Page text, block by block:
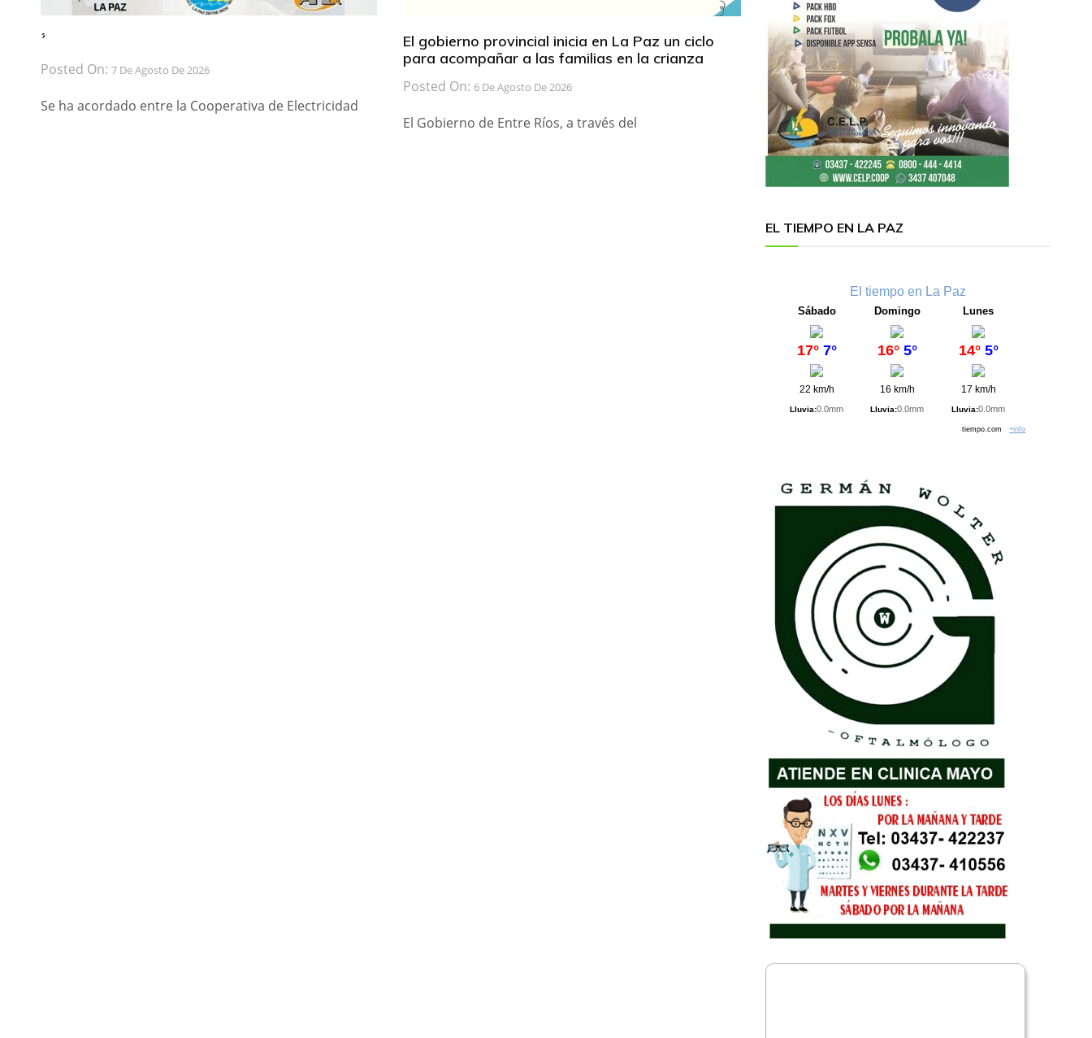
́ ́
Posted On: 7 De Agosto De 2026
Se ha acordado entre la Cooperativa de Electricidad
El gobierno provincial inicia en La Paz un ciclo
para acompañar a las familias en la crianza
Posted On: 6 De Agosto De 2026
El Gobierno de Entre Ríos, a través del
EL TIEMPO EN LA PAZ
El tiempo en La Paz
Sábado
17° 7°
22 km/h
Lluvia:0.0mm
Domingo
16° 5°
16 km/h
Lluvia:0.0mm
Lunes
14° 5°
17 km/h
Lluvia:0.0mm
tiempo.com+info